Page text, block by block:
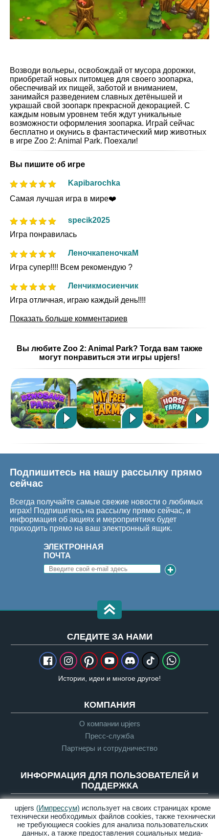
Возводи вольеры, освобождай от мусора дорожки,
приобретай новых питомцев для своего зоопарка,
обеспечивай их пищей, заботой и вниманием,
занимайся разведением славных детёнышей и
украшай свой зоопарк прекрасной декорацией. С
каждым новым уровнем тебя ждут уникальные
возможности оформления зоопарка. Играй сейчас
бесплатно и окунись в фантастический мир животных
в игре Zoo 2: Animal Park. Поехали!
Вы пишите об игре
Kapibarochka
Самая лучшая игра в мире❤️
specik2025
Игра понравилась
ЛеночкапеночкаМ
Игра супер!!!! Всем рекомендую ?
Ленчикмосиенчик
Игра отличная, играю каждый день!!!!
Показать больше комментариев
Вы любите Zoo 2: Animal Park? Тогда вам также
могут понравиться эти игры upjers!
Подпишитесь на нашу рассылку прямо
сейчас
Всегда получайте самые свежие новости о любимых
играх! Подпишитесь на рассылку прямо сейчас, и
информация об акциях и мероприятиях будет
приходить прямо на ваш электронный ящик.
ЭЛЕКТРОННАЯ
ПОЧТА
CЛЕДИТЕ ЗА НАМИ
Истории, идеи и многое другое!
КОМПАНИЯ
О компании upjers
Пресс-служба
Партнеры и сотрудничество
ИНФОРМАЦИЯ ДЛЯ ПОЛЬЗОВАТЕЛЕЙ И
ПОДДЕРЖКА
Руководящие указания по Let's Plays
Служба поддержки
upjers (Импрессум) использует на своих страницах кроме
технически необходимых файлов сookies, также технически
не требующиеся cookies для анализа пользовательских
данных, а также предоставления социальных медиа-